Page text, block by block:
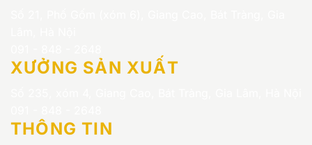
XƯỞNG SẢN XUẤT
THÔNG TIN